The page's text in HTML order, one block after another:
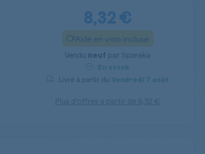
8,32 €
Aide en visio incluse
Vendu neuf par Spareka
En stock
Livré à partir du Vendredi 7 août